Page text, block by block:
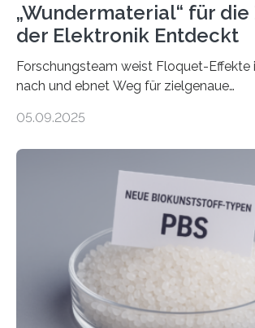
„Wundermaterial“ für
der Elektronik Entdeckt
Forschungsteam weist Floquet-Effekte
nach und ebnet Weg für zielgenaue
– nur eine Atomlage dick, aber extrem
Sensoren, leistungsstarken Batterien
Solarzellen. Eine neue Studie hebt das
noch auf ein neues Level: Zum ersten
Forschende an der Universität
mit Kollegen aus Braunschweig,
Schweiz direkt beobachtet, wie in
05.09.2025